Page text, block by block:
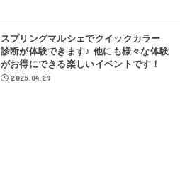
スプリングマルシェでクイックカラー
診断が体験できます♪ 他にも様々な体験
がお得にできる楽しいイベントです！
2025.04.29